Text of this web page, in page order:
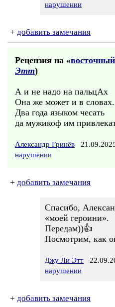
нарушении
+ добавить замечания
Рецензия на «
Этт)
А и не надо на пальцАх
Она же может и в словах.
Два года языком чесать
да мужикоф им
Александр Гринёв
нарушении
+ добавить замечания
Спасибо,
«моей героини».
Передам))👍
Посмотрим, как
Джу Ли Этт
нарушении
+ добавить замечания